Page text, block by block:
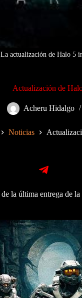
La actualización de Halo 5
Actualización de
Acheru Hidalgo
Noticias
la última entrega de